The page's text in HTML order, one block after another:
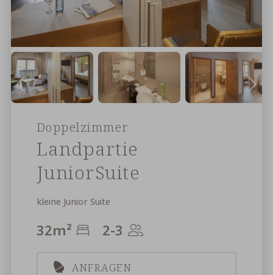
Doppelzimmer
Landpartie
JuniorSuite
kleine Junior Suite
2-3
32m²
ANFRAGEN